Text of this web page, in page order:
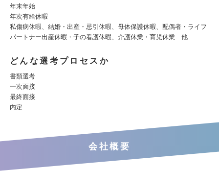
年末年始
年次有給休暇
私傷病休暇、結婚・出産・忌引休暇、母体保護休暇、配偶者・ライフ
パートナー出産休暇・子の看護休暇、介護休業・育児休業 他
どんな選考プロセスか
書類選考
一次面接
最終面接
内定
会社概要